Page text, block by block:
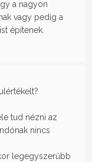
a nagyon
vagy pedig a
építenek.
tud nézni az
nincs
legegyszerűbb